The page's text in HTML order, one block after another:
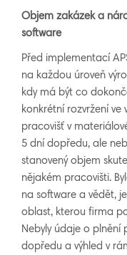
Objem zakázek a
software
Před implementací
na každou úroveň
kdy má být co
konkrétní rozvržení ve
pracovišť v
5 dní dopředu, ale
stanovený objem
nějakém pracovišti.
na software a vědět,
oblast, kterou firma
Nebyly údaje o plnění
dopředu a výhled v